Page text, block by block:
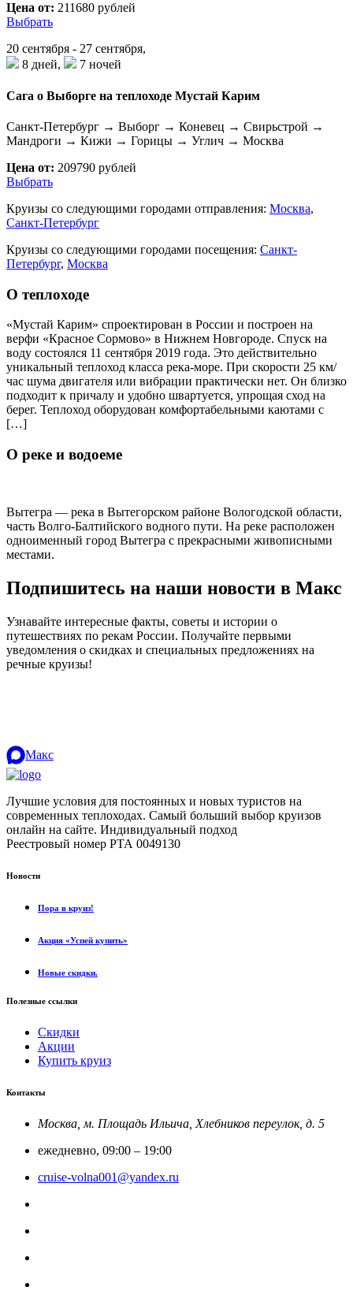
Цена от: 211680 рублей
Выбрать
20 сентября - 27 сентября,
8 дней,
7 ночей
Сага о Выборге на теплоходе Мустай Карим
Санкт-Петербург → Выборг → Коневец → Свирьстрой →
Мандроги → Кижи → Горицы → Углич → Москва
Цена от: 209790 рублей
Выбрать
Круизы со следующими городами отправления: Москва,
Санкт-Петербург
Круизы со следующими городами посещения: Санкт-
Петербург, Москва
О теплоходе
«Мустай Карим» спроектирован в России и построен на
верфи «Красное Сормово» в Нижнем Новгороде. Спуск на
воду состоялся 11 сентября 2019 года. Это действительно
уникальный теплоход класса река-море. При скорости 25 км/
час шума двигателя или вибрации практически нет. Он близко
подходит к причалу и удобно швартуется, упрощая сход на
берег. Теплоход оборудован комфортабельными каютами с
[…]
О реке и водоеме
Вытегра — река в Вытегорском районе Вологодской области,
часть Волго-Балтийского водного пути. На реке расположен
одноименный город Вытегра с прекрасными живописными
местами.
Подпишитесь на наши новости в Макс
Узнавайте интересные факты, советы и истории о
путешествиях по рекам России. Получайте первыми
уведомления о скидках и специальных предложениях на
речные круизы!
Макс
Лучшие условия для постоянных и новых туристов на
современных теплоходах. Самый больший выбор круизов
онлайн на сайте. Индивидуальный подход
Реестровый номер РТА 0049130
Новости
Пора в круиз!
Акция «Успей купить»
Новые скидки.
Полезные ссылки
Скидки
Акции
Купить круиз
Контакты
Москва, м. Площадь Ильича, Хлебников переулок, д. 5
ежедневно, 09:00 – 19:00
cruise-volna001@yandex.ru